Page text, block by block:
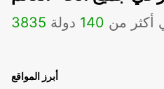
3835 أكثر من 140 دولة
أبرز المواقع